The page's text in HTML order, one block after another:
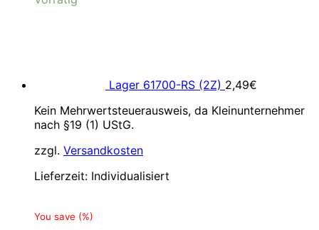
Lager 61700-RS (2Z) 2,49€
Kein Mehrwertsteuerausweis, da Kleinunternehmer
nach §19 (1) UStG.
zzgl. Versandkosten
Lieferzeit: Individualisiert
You save (%)